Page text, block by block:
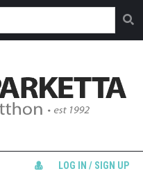
LOG IN / SIGN UP